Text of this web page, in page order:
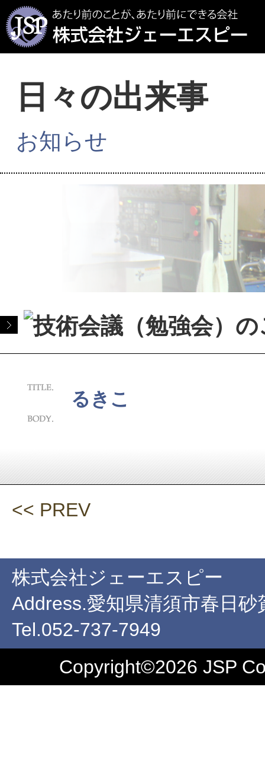
日々の出来事
お知らせ
るきこ
<< PREV
株式会社ジェーエスピー
Address.愛知県清須市春日
Tel.052-737-7949
Copyright©2026 JSP